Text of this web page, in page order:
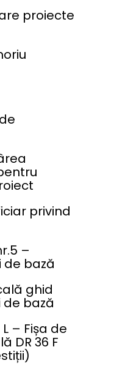
proiecte
privind
–
de bază
ghid
de bază
L – Fișa de
DR 36 F